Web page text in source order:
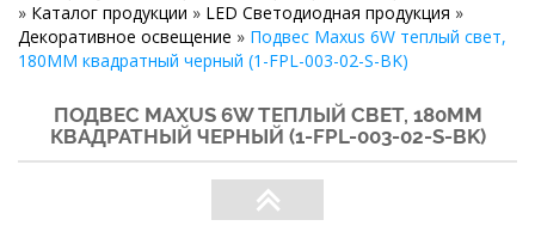
» Каталог продукции » LED Светодиодная продукция »
Декоративное освещение » Подвес Maxus 6W теплый свет,
180MM квадратный черный (1-FPL-003-02-S-BK)
ПОДВЕС MAXUS 6W ТЕПЛЫЙ СВЕТ, 180MM
КВАДРАТНЫЙ ЧЕРНЫЙ (1-FPL-003-02-S-BK)